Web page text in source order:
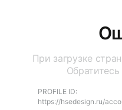
При загрузке
PROFILE ID:
https://hsedesign.ru/